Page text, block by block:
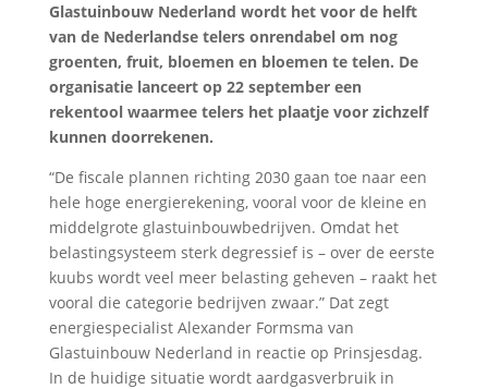
Glastuinbouw Nederland wordt het voor de helft
van de Nederlandse telers onrendabel om nog
groenten, fruit, bloemen en bloemen te telen. De
organisatie lanceert op 22 september een
rekentool waarmee telers het plaatje voor zichzelf
kunnen doorrekenen.
“De fiscale plannen richting 2030 gaan toe naar een
hele hoge energierekening, vooral voor de kleine en
middelgrote glastuinbouwbedrijven. Omdat het
belastingsysteem sterk degressief is – over de eerste
kuubs wordt veel meer belasting geheven – raakt het
vooral die categorie bedrijven zwaar.” Dat zegt
energiespecialist Alexander Formsma van
Glastuinbouw Nederland in reactie op Prinsjesdag.
In de huidige situatie wordt aardgasverbruik in